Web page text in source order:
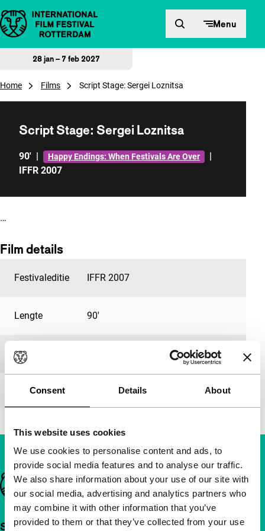
Consent Details About
This website uses cookies
We use cookies to personalise content and ads, to
provide social media features and to analyse our traffic.
We also share information about your use of our site with
our social media, advertising and analytics partners who
may combine it with other information that you’ve
provided to them or that they’ve collected from your use
Direct naar inhoud Menu
28 jan – 7 feb 2027
Home Films Script Stage: Sergei Loznitsa
Script Stage: Sergei Loznitsa
90' | Happy Endings: When Festivals Are Over
|
IFFR 2007
…
Film details
Festivaleditie IFFR 2007
Lengte 90'
Medium/Formaat
Première status
Belangrijke links
Snel naar